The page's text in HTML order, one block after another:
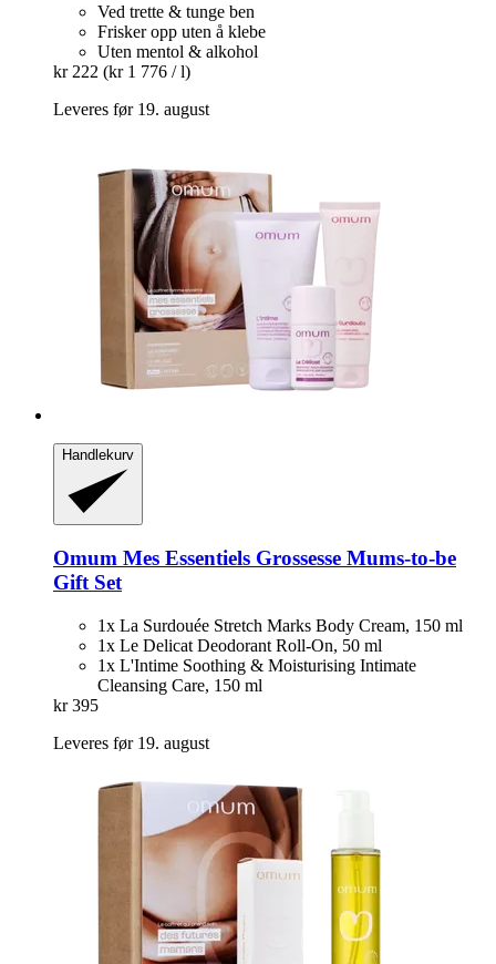
Ved trette & tunge ben
Frisker opp uten å klebe
Uten mentol & alkohol
kr 222 (kr 1 776 / l)
Leveres før 19. august
Handlekurv
Omum Mes Essentiels Grossesse Mums-​to-​be
Gift Set
1x La Surdouée Stretch Marks Body Cream, 150 ml
1x Le Delicat Deodorant Roll-On, 50 ml
1x L'Intime Soothing & Moisturising Intimate
Cleansing Care, 150 ml
kr 395
Leveres før 19. august